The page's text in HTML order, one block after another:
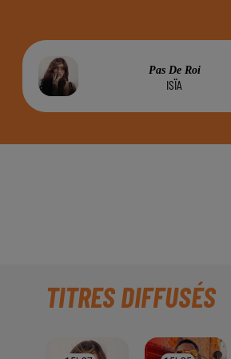
Pas De Roi
ISÏA
TITRES DIFFUSÉS